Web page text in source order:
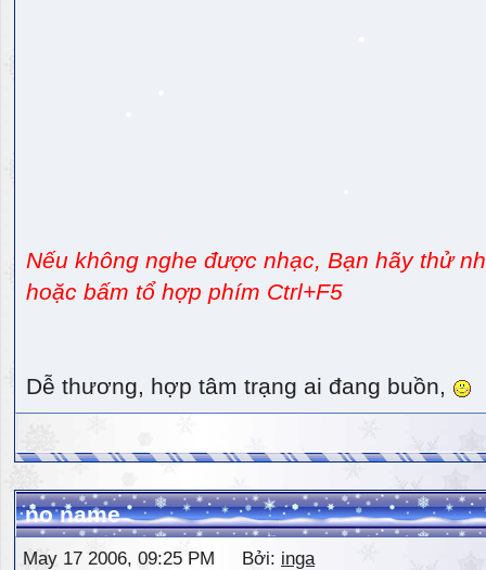
Nếu không nghe được nhạc, Bạn hãy thử
hoặc bấm tổ hợp phím Ctrl+F5
Dễ thương, hợp tâm trạng ai đang buồn,
no name
May 17 2006, 09:25 PM Bởi: inga